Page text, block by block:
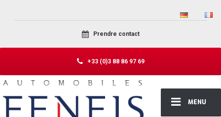
MENU
Prendre contact
+33 (0)3 88 86 97 69